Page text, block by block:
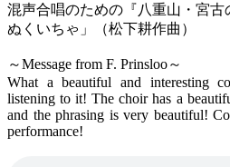
混声合唱のための『八重山・宮
ぬくいちゃ」（松下耕作曲）
～Message from F. Prinsloo～
What a beautiful and interesting
listening to it! The choir has a
and the phrasing is very beautiful!
performance!